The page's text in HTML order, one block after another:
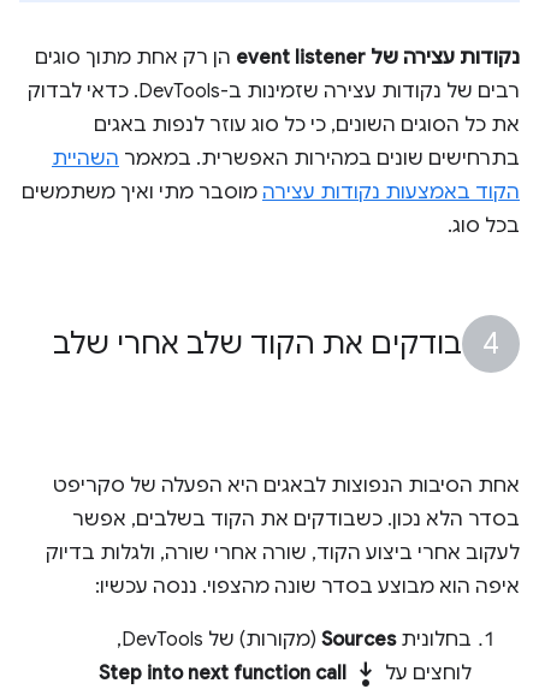
נקודות עצירה של event listener
הן רק אחת מתוך סוגים
רבים של נקודות עצירה שזמינות ב-DevTools. כדאי לבדוק
את כל הסוגים השונים, כי כל סוג עוזר לנפות באגים
בתרחישים שונים במהירות האפשרית. במאמר השהיית
הקוד באמצעות נקודות עצירה מוסבר מתי ואיך משתמשים
בכל סוג.
בודקים את הקוד שלב אחרי שלב
אחת הסיבות הנפוצות לבאגים היא הפעלה של סקריפט
בסדר הלא נכון. כשבודקים את הקוד בשלבים, אפשר
לעקוב אחרי ביצוע הקוד, שורה אחרי שורה, ולגלות בדיוק
איפה הוא מבוצע בסדר שונה מהצפוי. ננסה עכשיו:
בחלוניתSources
(מקורות) של DevTools,
לוחצים על step_into
Step into next function call